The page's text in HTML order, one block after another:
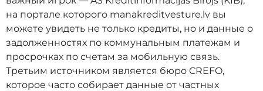
на портале которого manakreditvesture.lv вы
можете увидеть не только кредиты, но и данные о
задолженностях по коммунальным платежам и
просрочках по счетам за мобильную связь.
Третьим источником является бюро CREFO,
которое часто собирает данные от частных